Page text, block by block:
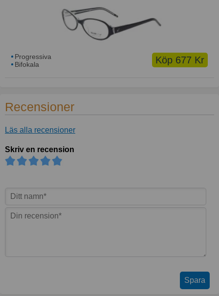
Köp 677 Kr
Progressiva
Bifokala
Recensioner
Läs alla recensioner
Skriv en recension